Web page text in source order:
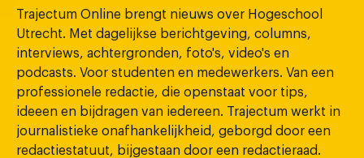
Trajectum Online brengt nieuws over Hogeschool
Utrecht. Met dagelijkse berichtgeving, columns,
interviews, achtergronden, foto's, video's en
podcasts. Voor studenten en medewerkers. Van een
professionele redactie, die openstaat voor tips,
ideeen en bijdragen van iedereen. Trajectum werkt in
journalistieke onafhankelijkheid, geborgd door een
redactiestatuut, bijgestaan door een redactieraad.